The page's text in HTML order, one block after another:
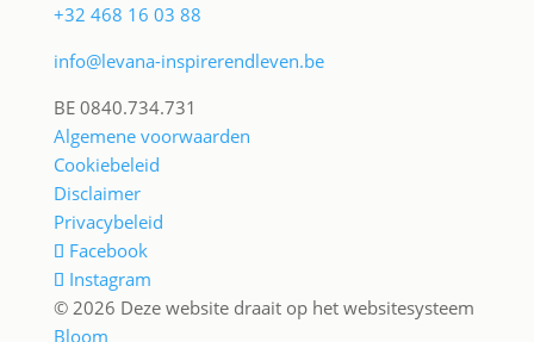
+32 468 16 03 88
info@levana-inspirerendleven.be
BE 0840.734.731
Algemene voorwaarden
Cookiebeleid
Disclaimer
Privacybeleid
Facebook
Instagram
© 2026 Deze website draait op het websitesysteem
Bloom